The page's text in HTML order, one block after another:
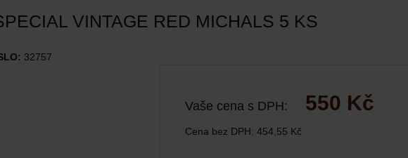
VINTAGE RED MICHALS 5 KS
32757
Vaše cena s DPH: 550 Kč
Cena bez DPH: 454,55 Kč